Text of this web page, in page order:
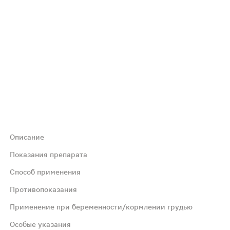
жизненного тонуса. Биодобавка
день взрослому человеку можно принять не
Описание
Показания препарата
Способ применения
Противопоказания
Применение при беременности/кормлении грудью
Особые указания